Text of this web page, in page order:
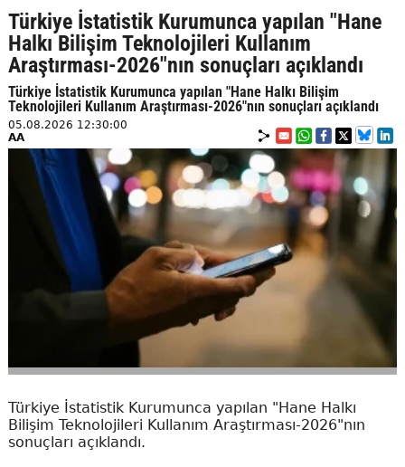
Türkiye İstatistik Kurumunca yapılan "Hane
Halkı Bilişim Teknolojileri Kullanım
Araştırması-2026"nın sonuçları açıklandı
Türkiye İstatistik Kurumunca yapılan "Hane Halkı Bilişim
Teknolojileri Kullanım Araştırması-2026"nın sonuçları açıklandı
05.08.2026 12:30:00
AA
Türkiye İstatistik Kurumunca yapılan "Hane Halkı
Bilişim Teknolojileri Kullanım Araştırması-2026"nın
sonuçları açıklandı.